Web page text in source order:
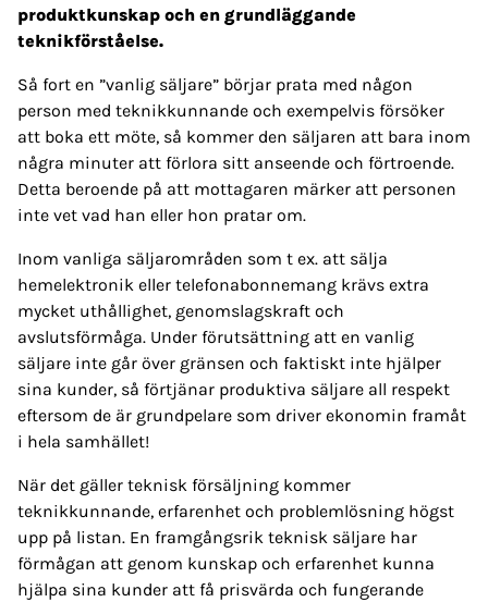
produktkunskap och en grundläggande
teknikförståelse.
Så fort en ”vanlig säljare” börjar prata med någon
person med teknikkunnande och exempelvis försöker
att boka ett möte, så kommer den säljaren att bara inom
några minuter att förlora sitt anseende och förtroende.
Detta beroende på att mottagaren märker att personen
inte vet vad han eller hon pratar om.
Inom vanliga säljarområden som t ex. att sälja
hemelektronik eller telefonabonnemang krävs extra
mycket uthållighet, genomslagskraft och
avslutsförmåga. Under förutsättning att en vanlig
säljare inte går över gränsen och faktiskt inte hjälper
sina kunder, så förtjänar produktiva säljare all respekt
eftersom de är grundpelare som driver ekonomin framåt
i hela samhället!
När det gäller teknisk försäljning kommer
teknikkunnande, erfarenhet och problemlösning högst
upp på listan. En framgångsrik teknisk säljare har
förmågan att genom kunskap och erfarenhet kunna
hjälpa sina kunder att få prisvärda och fungerande